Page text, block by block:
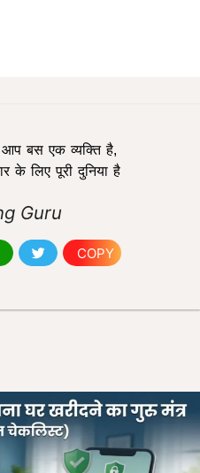
आप बस एक व्यक्ति है,
के लिए पूरी दुनिया है
Guru
COPY